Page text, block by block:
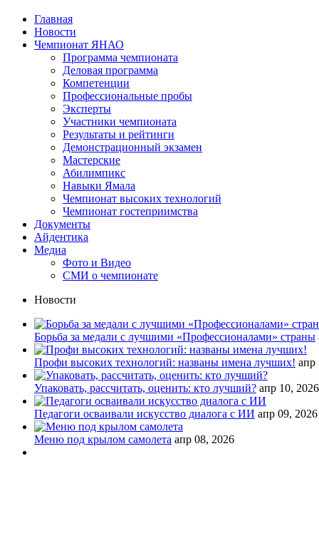
Главная
Новости
Чемпионат ЯНАО
Программа чемпионата
Деловая программа
Компетенции
Профессиональные пробы
Эксперты
Участники чемпионата
Результаты и рейтинги
Демонстрационный экзамен
Мастерские
Абилимпикс
Навыки Ямала
Чемпионат высоких технологий
Чемпионат гостеприимства
Документы
Айдентика
Медиа
Фото и Видео
СМИ о чемпионате
Новости
Борьба за медали с лучшими «Профессионалами» страны
Профи высоких технологий: названы имена лучших! апр
Упаковать, рассчитать, оценить: кто лучший? апр 10, 2026
Педагоги осваивали искусство диалога с ИИ апр 09, 2026
Меню под крылом самолета апр 08, 2026